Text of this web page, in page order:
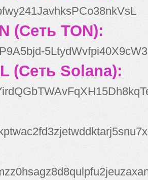
(Сеть TON):
(Сеть Solana):